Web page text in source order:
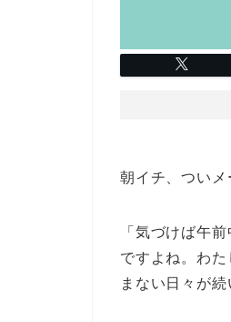
朝イチ、つい
「気づけば午
ですよね。わ
まない日々が続